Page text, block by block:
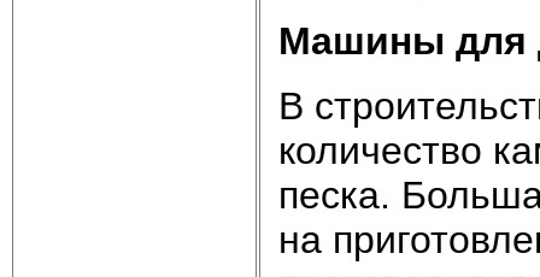
Машины для
В
количество
песка.
на